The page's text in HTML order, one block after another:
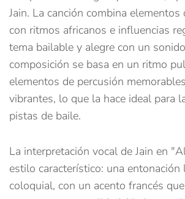
Jain. La canción combina
con ritmos africanos e influencias
tema bailable y alegre con un
composición se basa en un ritmo
elementos de percusión
vibrantes, lo que la hace ideal para
pistas de baile.
La interpretación vocal de Jain en
estilo característico: una entonación
coloquial, con un acento francés